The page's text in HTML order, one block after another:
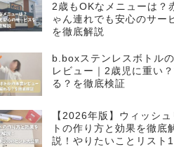
2歳もOKなメニューは？
ゃん連れでも安心のサー
を徹底解説
b.boxステンレスボトル
レビュー｜2歳児に重い
る？を徹底検証
【2026年版】ウィッシュ
トの作り方と効果を徹底
説！やりたいことリスト